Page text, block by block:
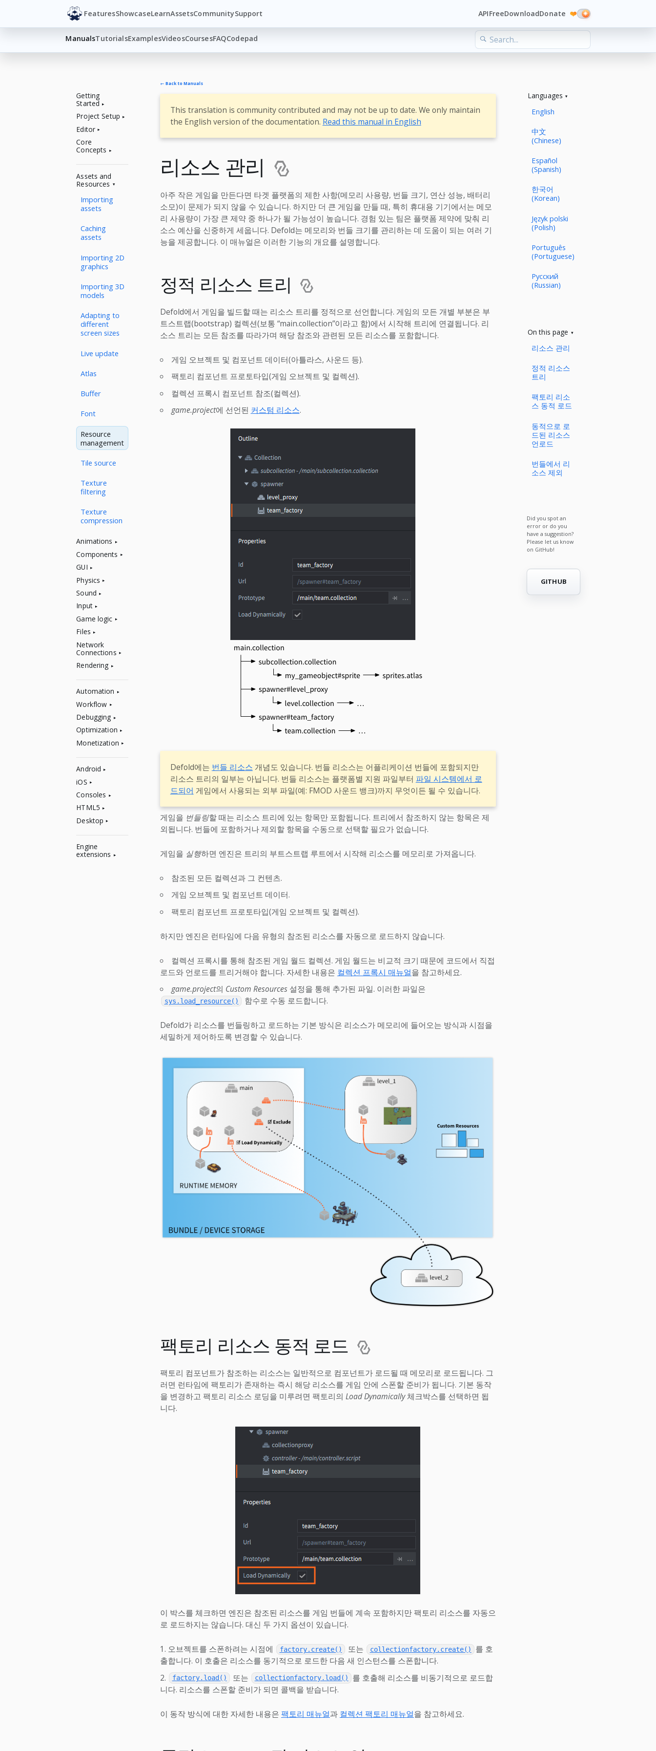
FeaturesShowcaseLearnAssetsCommunitySupport APIFreeDownloadDonate ❤️
ManualsTutorialsExamplesVideosCoursesFAQCodepad
Getting
Started
Project Setup
Editor
Core
Concepts
Assets and
Resources
Importing
assets
Caching
assets
Importing 2D
graphics
Importing 3D
models
Adapting to
different
screen sizes
Live update
Atlas
Buffer
Font
Resource
management
Tile source
Texture
filtering
Texture
compression
Animations
Components
GUI
Physics
Sound
Input
Game logic
Files
Network
Connections
Rendering
Automation
Workflow
Debugging
Optimization
Monetization
Android
iOS
Consoles
HTML5
Desktop
Engine
extensions
← Back to Manuals
This translation is community contributed and may not be up to date. We only maintain
the English version of the documentation. Read this manual in English
리소스 관리
아주 작은 게임을 만든다면 타겟 플랫폼의 제한 사항(메모리 사용량, 번들 크기, 연산 성능, 배터리
소모)이 문제가 되지 않을 수 있습니다. 하지만 더 큰 게임을 만들 때, 특히 휴대용 기기에서는 메모
리 사용량이 가장 큰 제약 중 하나가 될 가능성이 높습니다. 경험 있는 팀은 플랫폼 제약에 맞춰 리
소스 예산을 신중하게 세웁니다. Defold는 메모리와 번들 크기를 관리하는 데 도움이 되는 여러 기
능을 제공합니다. 이 매뉴얼은 이러한 기능의 개요를 설명합니다.
정적 리소스 트리
Defold에서 게임을 빌드할 때는 리소스 트리를 정적으로 선언합니다. 게임의 모든 개별 부분은 부
트스트랩(bootstrap) 컬렉션(보통 “main.collection”이라고 함)에서 시작해 트리에 연결됩니다. 리
소스 트리는 모든 참조를 따라가며 해당 참조와 관련된 모든 리소스를 포함합니다.
게임 오브젝트 및 컴포넌트 데이터(아틀라스, 사운드 등).
팩토리 컴포넌트 프로토타입(게임 오브젝트 및 컬렉션).
컬렉션 프록시 컴포넌트 참조(컬렉션).
game.project에 선언된 커스텀 리소스.
Defold에는 번들 리소스 개념도 있습니다. 번들 리소스는 어플리케이션 번들에 포함되지만
리소스 트리의 일부는 아닙니다. 번들 리소스는 플랫폼별 지원 파일부터 파일 시스템에서 로
드되어 게임에서 사용되는 외부 파일(예: FMOD 사운드 뱅크)까지 무엇이든 될 수 있습니다.
게임을 번들링할 때는 리소스 트리에 있는 항목만 포함됩니다. 트리에서 참조하지 않는 항목은 제
외됩니다. 번들에 포함하거나 제외할 항목을 수동으로 선택할 필요가 없습니다.
게임을 실행하면 엔진은 트리의 부트스트랩 루트에서 시작해 리소스를 메모리로 가져옵니다.
참조된 모든 컬렉션과 그 컨텐츠.
게임 오브젝트 및 컴포넌트 데이터.
팩토리 컴포넌트 프로토타입(게임 오브젝트 및 컬렉션).
하지만 엔진은 런타임에 다음 유형의 참조된 리소스를 자동으로 로드하지 않습니다.
컬렉션 프록시를 통해 참조된 게임 월드 컬렉션. 게임 월드는 비교적 크기 때문에 코드에서 직접
로드와 언로드를 트리거해야 합니다. 자세한 내용은 컬렉션 프록시 매뉴얼을 참고하세요.
game.project의 Custom Resources설정을 통해 추가된 파일. 이러한 파일은
sys.load_resource() 함수로 수동 로드합니다.
Defold가 리소스를 번들링하고 로드하는 기본 방식은 리소스가 메모리에 들어오는 방식과 시점을
세밀하게 제어하도록 변경할 수 있습니다.
팩토리 리소스 동적 로드
팩토리 컴포넌트가 참조하는 리소스는 일반적으로 컴포넌트가 로드될 때 메모리로 로드됩니다. 그
러면 런타임에 팩토리가 존재하는 즉시 해당 리소스를 게임 안에 스폰할 준비가 됩니다. 기본 동작
을 변경하고 팩토리 리소스 로딩을 미루려면 팩토리의 Load Dynamically체크박스를 선택하면 됩
니다.
이 박스를 체크하면 엔진은 참조된 리소스를 게임 번들에 계속 포함하지만 팩토리 리소스를 자동으
로 로드하지는 않습니다. 대신 두 가지 옵션이 있습니다.
오브젝트를 스폰하려는 시점에 factory.create() 또는 collectionfactory.create()
를 호
출합니다. 이 호출은 리소스를 동기적으로 로드한 다음 새 인스턴스를 스폰합니다.
factory.load() 또는 collectionfactory.load()
를 호출해 리소스를 비동기적으로 로드합
니다. 리소스를 스폰할 준비가 되면 콜백을 받습니다.
이 동작 방식에 대한 자세한 내용은 팩토리 매뉴얼과 컬렉션 팩토리 매뉴얼을 참고하세요.
Languages
English
中文
(Chinese)
Español
(Spanish)
한국어
(Korean)
Język polski
(Polish)
Português
(Portuguese)
Русский
(Russian)
On this page
리소스 관리
정적 리소스
트리
팩토리 리소
스 동적 로드
동적으로 로
드된 리소스
언로드
번들에서 리
소스 제외
Did you spot an
error or do you
have a suggestion?
Please let us know
on GitHub!
GITHUB